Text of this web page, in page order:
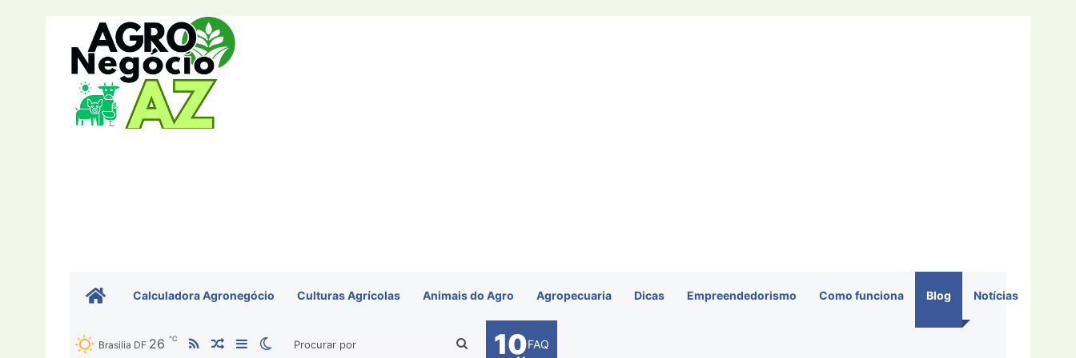
HomeCalculadora Agronegócio Culturas Agrícolas Animais do Agro Agropecuaria Dicas Empreendedorismo Como funciona Blog Notícias
Brasilia DF 26 ℃ RSSArtigo aleatório
Barra Lateral
Switch skin Procurar
10FAQ